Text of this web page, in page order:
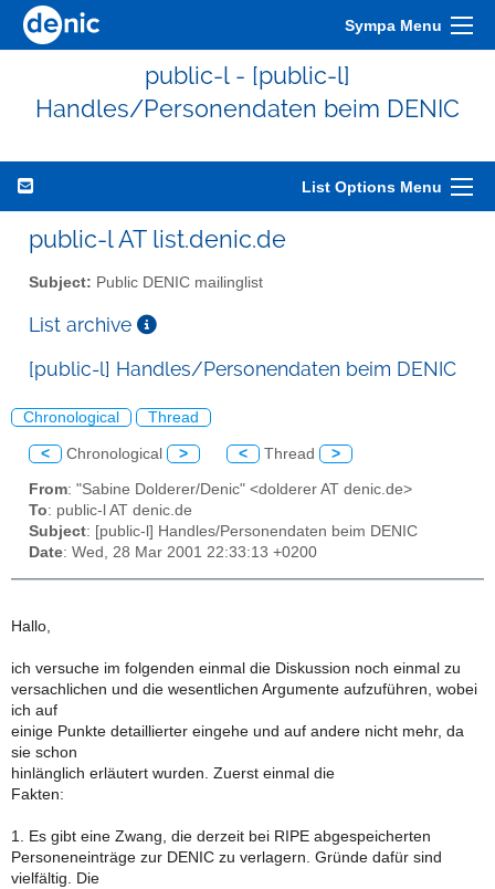
Sympa Menu
public-l - [public-l]
Handles/Personendaten beim DENIC
List Options Menu
public-l AT list.denic.de
Subject: Public DENIC mailinglist
List archive
[public-l] Handles/Personendaten beim DENIC
Chronological Thread
< Chronological > < Thread >
From: "Sabine Dolderer/Denic" <dolderer AT denic.de>
To: public-l AT denic.de
Subject: [public-l] Handles/Personendaten beim DENIC
Date: Wed, 28 Mar 2001 22:33:13 +0200
Hallo,
ich versuche im folgenden einmal die Diskussion noch einmal zu
versachlichen und die wesentlichen Argumente aufzuführen, wobei
ich auf
einige Punkte detaillierter eingehe und auf andere nicht mehr, da
sie schon
hinlänglich erläutert wurden. Zuerst einmal die
Fakten:
1. Es gibt eine Zwang, die derzeit bei RIPE abgespeicherten
Personeneinträge zur DENIC zu verlagern. Gründe dafür sind
vielfältig. Die